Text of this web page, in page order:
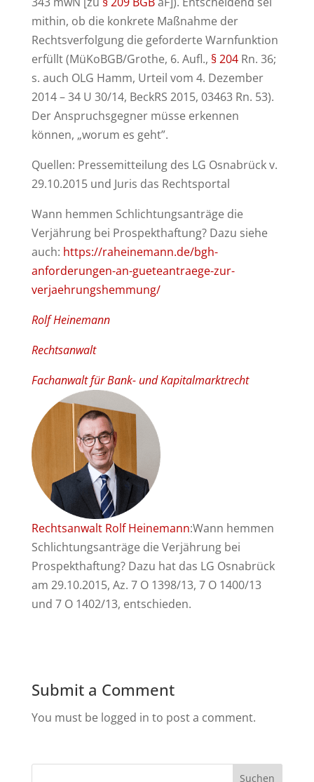
mithin, ob die konkrete Maßnahme der
Rechtsverfolgung die geforderte Warnfunktion
erfüllt (MüKoBGB/Grothe, 6. Aufl., § 204 Rn. 36;
s. auch OLG Hamm, Urteil vom 4. Dezember
2014 – 34 U 30/14, BeckRS 2015, 03463 Rn. 53).
Der Anspruchsgegner müsse erkennen
können, „worum es geht”.
Quellen: Pressemitteilung des LG Osnabrück v.
29.10.2015 und Juris das Rechtsportal
Wann hemmen Schlichtungsanträge die
Verjährung bei Prospekthaftung? Dazu siehe
auch: https://raheinemann.de/bgh-
anforderungen-an-gueteantraege-zur-
verjaehrungshemmung/
Rolf Heinemann
Rechtsanwalt
Fachanwalt für Bank- und Kapitalmarktrecht
Rechtsanwalt Rolf Heinemann:Wann hemmen
Schlichtungsanträge die Verjährung bei
Prospekthaftung? Dazu hat das LG Osnabrück
am 29.10.2015, Az. 7 O 1398/13, 7 O 1400/13
und 7 O 1402/13, entschieden.
Submit a Comment
You must be logged in to post a comment.